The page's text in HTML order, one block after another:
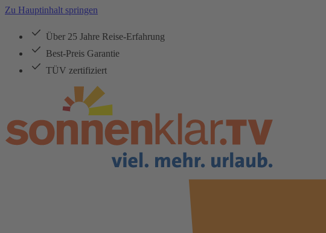
Zu Hauptinhalt springen
Über 25 Jahre Reise-Erfahrung
Best-Preis Garantie
TÜV zertifiziert